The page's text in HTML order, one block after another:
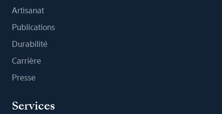
Artisanat
Publications
Durabilité
Carrière
Presse
Services